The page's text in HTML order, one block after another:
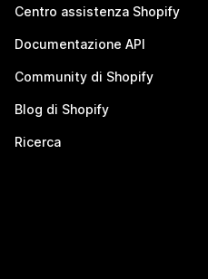
Centro assistenza Shopify
Documentazione API
Community di Shopify
Blog di Shopify
Ricerca